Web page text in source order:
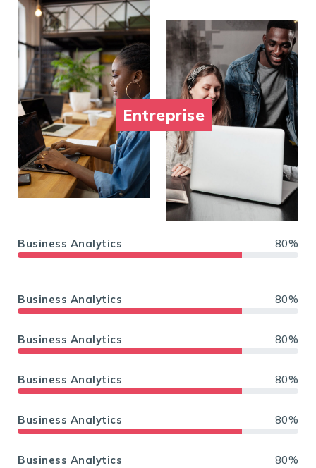
Entreprise
Business Analytics 80%
Business Analytics 80%
Business Analytics 80%
Business Analytics 80%
Business Analytics 80%
Business Analytics 80%